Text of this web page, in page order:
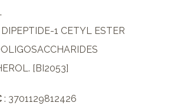
1 CETYL ESTER
[BI2053]
: 3701129812426